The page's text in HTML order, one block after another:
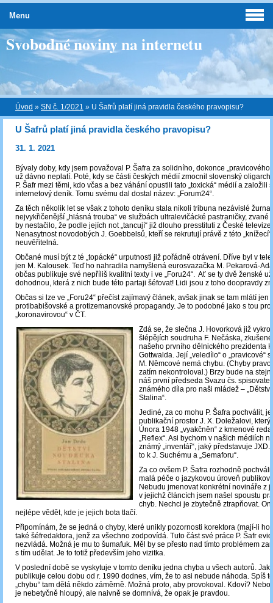
Svobodné noviny na internetu
Úvod » SN č. 1/2021 » U Šafrů platí jiná pravidla českého pravopisu?
U Šafrů platí jiná pravidla českého pravopisu?
31. 1. 2021
Bývaly doby, kdy jsem považoval P. Šafra za solidního, dokonce
už dávno neplatí. Poté, kdy se části českých médií zmocnil slovenský
P. Šafr mezi těmi, kdo včas a bez váhání opustili tato „toxická“ médií a založili
internetový deník. Tomu svému dal dostal název: „Forum24“.
Za těch několik let se však z tohoto deníku stala nikoli tribuna nezávislé
nejvykřičenější „hlásná trouba“ ve službách ultralevičácké pastraničky, zvané
by nestačilo, že podle jejích not „tancují“ již dlouho presstituti z České televize
Nenasytnost novodobých J. Goebbelsů, kteří se rekrutují právě z této „knížecí“
neuvěřitelná.
Občané musí být z té „topácké“ urputnosti již pořádně otrávení. Dříve byl v
jen M. Kalousek. Teď ho nahradila namyšlená eurosvazačka M. Pekarová-
občas publikuje své nepříliš kvalitní texty i ve „Foru24“. Ať se ty dvě ženské
dohodnou, která z nich bude této partaji šéfovat! Lidi jsou z toho doopravdy
Občas si lze ve „Foru24“ přečíst zajímavý článek, avšak jinak se tam mlátí jen
protibabišovské a protizemanovské propagandy. Je to podobné jako s tou
„koronavirovou“ v ČT.
Zdá se, že slečna J. Hovorková již
šlépějích soudruha F. Nečáska,
našeho prvního dělnického prezidenta
Gottwalda. Její „veledílo“ o „pravicové“
M. Němcové nemá chybu. (Chyby
zatím nekontroloval.) Brzy bude na
náš první předseda Svazu čs.
známého díla pro naši mládež ‒
Stalina“.
Jediné, za co mohu P. Šafra pochválit,
publikační prostor J. X. Doležalovi, který
Února 1948 „vyakčněn“ z kmenové
„Reflex“. Asi bychom v našich médiích
známý „inventář“, jaký představuje
to k J. Suchému a „Semaforu“.
Za co ovšem P. Šafra rozhodně
malá péče o jazykovou úroveň
Nebudu jmenovat konkrétní novináře z
v jejichž článcích jsem našel spoustu
chyb. Nechci je zbytečně ztrapňovat.
nejlépe vědět, kde je jejich bota tlačí.
Připomínám, že se jedná o chyby, které unikly pozornosti korektora (mají-li ho
také šéfredaktora, jenž za všechno zodpovídá. Tuto část své práce P. Šafr
nezvládá. Možná je mu to šumafuk. Měl by se přesto nad tímto problémem
s tím udělat. Je to totiž především jeho vizitka.
V poslední době se vyskytuje v tomto deníku jedna chyba u všech autorů.
publikuje celou dobu od r. 1990 dodnes, vím, že to asi nebude náhoda. Spíš
„chybu“ tam dělá někdo záměrně. Možná proto, aby provokoval. Kdoví? Nebo
je nebetyčně hloupý, ale naivně se domnívá, že opak je pravdou.
Menu